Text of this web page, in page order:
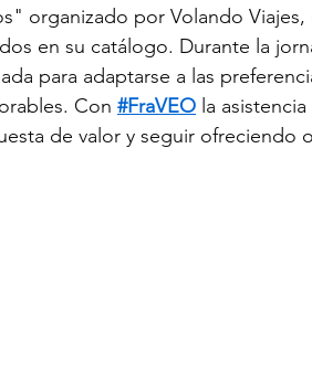
organizado por Volando
en su catálogo. Durante la
para adaptarse a las
Con #FraVEO la
de valor y seguir ofreciendo